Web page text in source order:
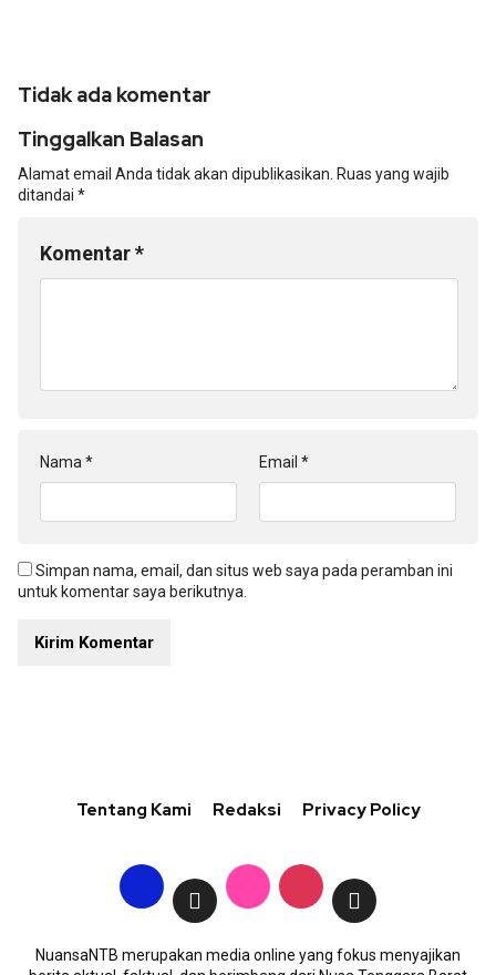
Tidak ada komentar
Tinggalkan Balasan
Alamat email Anda tidak akan dipublikasikan. Ruas yang wajib
ditandai *
Komentar*
Nama * Email *
Simpan nama, email, dan situs web saya pada peramban ini
untuk komentar saya berikutnya.
Tentang Kami Redaksi Privacy Policy
NuansaNTB merupakan media online yang fokus menyajikan